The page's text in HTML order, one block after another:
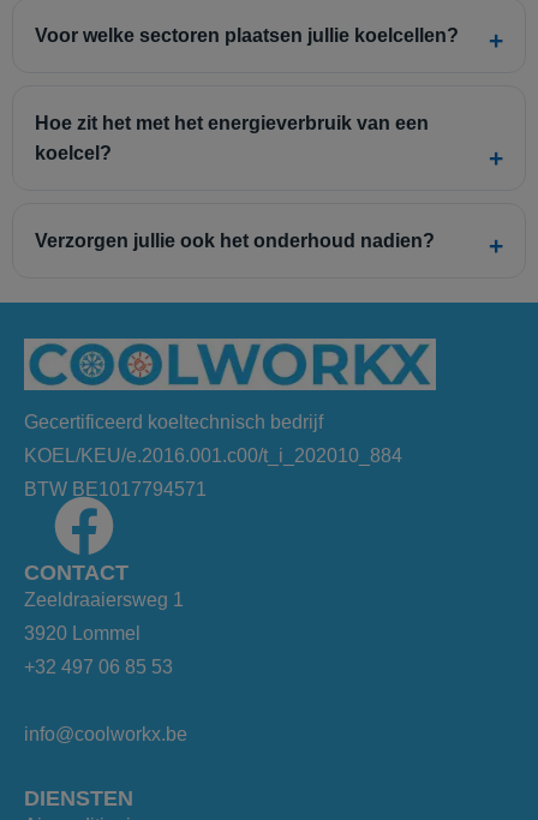
Voor welke sectoren plaatsen jullie koelcellen?
Hoe zit het met het energieverbruik van een
koelcel?
Verzorgen jullie ook het onderhoud nadien?
Gecertificeerd koeltechnisch bedrijf
KOEL/KEU/e.2016.001.c00/t_i_202010_884
BTW BE1017794571
CONTACT
Zeeldraaiersweg 1
3920 Lommel
+32 497 06 85 53
info@coolworkx.be
DIENSTEN